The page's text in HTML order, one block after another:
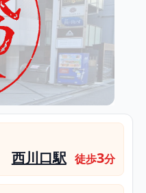
西川口駅 徒歩3分